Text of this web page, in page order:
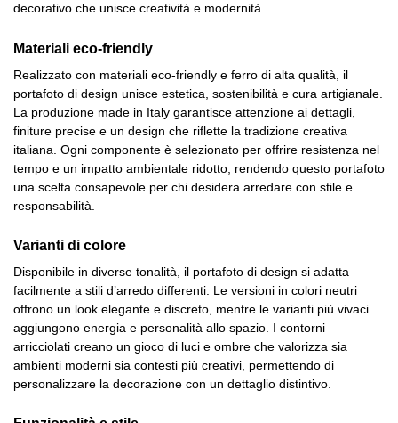
decorativo che unisce creatività e modernità.
Materiali eco-friendly
Realizzato con materiali eco-friendly e ferro di alta qualità, il
portafoto di design unisce estetica, sostenibilità e cura artigianale.
La produzione made in Italy garantisce attenzione ai dettagli,
finiture precise e un design che riflette la tradizione creativa
italiana. Ogni componente è selezionato per offrire resistenza nel
tempo e un impatto ambientale ridotto, rendendo questo portafoto
una scelta consapevole per chi desidera arredare con stile e
responsabilità.
Varianti di colore
Disponibile in diverse tonalità, il portafoto di design si adatta
facilmente a stili d’arredo differenti. Le versioni in colori neutri
offrono un look elegante e discreto, mentre le varianti più vivaci
aggiungono energia e personalità allo spazio. I contorni
arricciolati creano un gioco di luci e ombre che valorizza sia
ambienti moderni sia contesti più creativi, permettendo di
personalizzare la decorazione con un dettaglio distintivo.